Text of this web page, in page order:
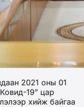
2021 оны 01
19” цар
хийж байгаа